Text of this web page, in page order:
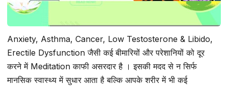
Anxiety, Asthma, Cancer, Low Testosterone & Libido,
Erectile Dysfunction जैसी कई बीमारियों और परेशानियों को दूर
करने में Meditation काफी असरदार है । इसकी मदद से न सिर्फ
मानसिक स्वास्थ्य में सुधार आता है बल्कि आपके शरीर में भी कई